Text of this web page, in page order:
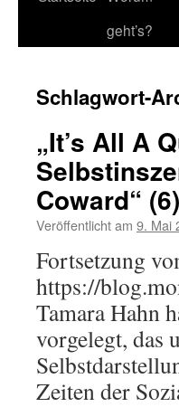
geht’s?
Schlagwort-
„It’s All A
Coward“ (6)
Veröffentlicht am 9. Mai
Fortsetzung
https://
Tamara Hahn
vorgelegt, das
Zeiten der